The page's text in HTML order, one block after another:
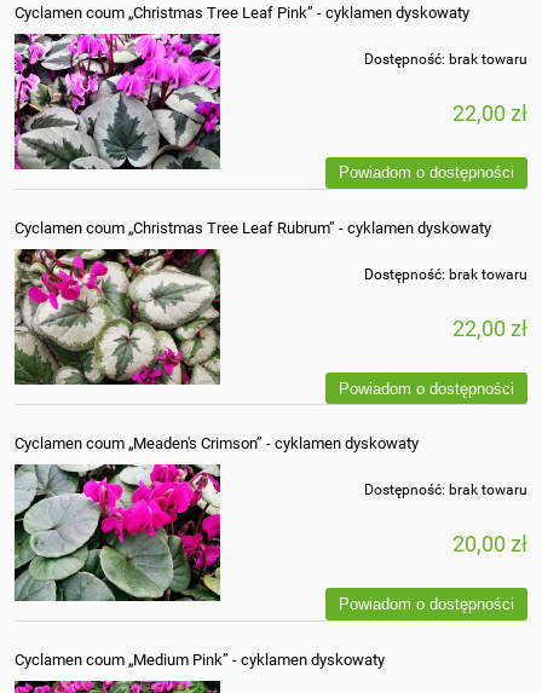
Cyclamen coum „Christmas Tree Leaf Pink” - cyklamen dyskowaty
Dostępność: brak towaru
22,00 zł
Powiadom o dostępności
Cyclamen coum „Christmas Tree Leaf Rubrum” - cyklamen dyskowaty
Dostępność: brak towaru
22,00 zł
Powiadom o dostępności
Cyclamen coum „Meaden's Crimson” - cyklamen dyskowaty
Dostępność: brak towaru
20,00 zł
Powiadom o dostępności
Cyclamen coum „Medium Pink” - cyklamen dyskowaty